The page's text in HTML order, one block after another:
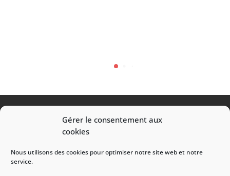
Gérer le consentement aux
cookies
Nous utilisons des cookies pour optimiser notre site web et notre
service.
Transport / Déménagement / Manutention
lourds